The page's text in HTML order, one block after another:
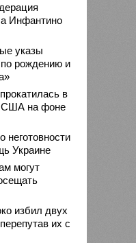
Инфантино
указы
по рождению и
в
США на фоне
неготовности
Украине
могут
избил двух
их с